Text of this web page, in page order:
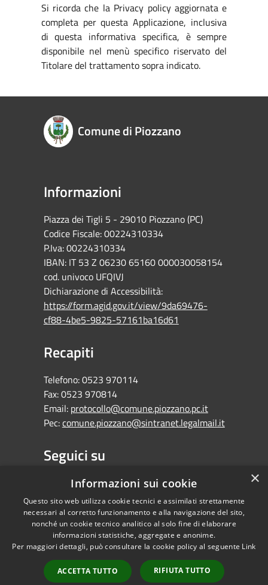
Si ricorda che la Privacy policy aggiornata e
completa per questa Applicazione, inclusiva
di questa informativa specifica, è sempre
disponibile nel menù specifico riservato del
Titolare del trattamento sopra indicato.
Comune di Piozzano
Informazioni
Piazza dei Tigli 5 - 29010 Piozzano (PC)
Codice Fiscale: 00224310334
P.Iva: 00224310334
IBAN: IT 53 Z 06230 65160 000030058154
cod. univoco UFQIVJ
Dichiarazione di Accessibilità:
https://form.agid.gov.it/view/9da69476-
cf88-4be5-9825-57161ba16d61
Recapiti
Telefono:0523 970114
Fax:0523 970814
Email: protocollo@comune.piozzano.pc.it
Pec:comune.piozzano@sintranet.legalmail.it
Seguici su
Facebook
RSS
Accessibilità
Privacy
Copyright © 2026 •
Comune di Piozzano •
Powered by
×
Informazioni sui cookie
Questo sito web utilizza cookie tecnici e assimilati strettamente
necessari al corretto funzionamento e alla navigazione del sito,
nonché un cookie tecnico analitico al solo fine di elaborare
informazioni statistiche, aggregate e anonime.
Per maggiori dettagli, può consultare la cookie policy al seguente Link
ACCETTA TUTTO RIFIUTA TUTTO